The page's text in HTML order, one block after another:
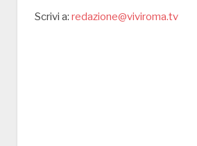
Scrivi a: redazione@viviroma.tv